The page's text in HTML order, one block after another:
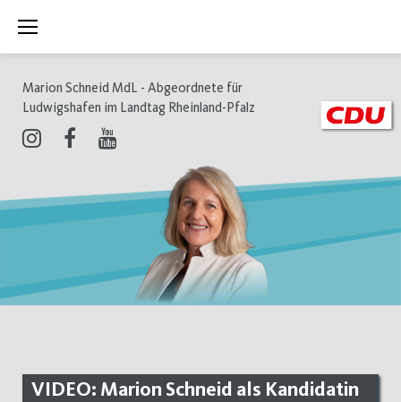
Inhalt
Marion Schneid MdL - Abgeordnete für
Ludwigshafen im Landtag Rheinland-Pfalz
VIDEO: Marion Schneid als Kandidatin